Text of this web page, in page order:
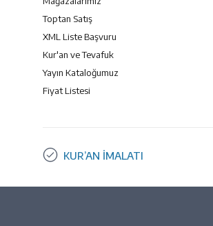
Toptan Satış
XML Liste Başvuru
Kur'an ve Tevafuk
Yayın Kataloğumuz
Fiyat Listesi
KUR’AN İMALATI